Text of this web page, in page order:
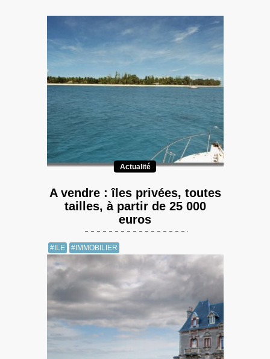
Actualité
A vendre : îles privées, toutes
tailles, à partir de 25 000
euros
#ILE #IMMOBILIER